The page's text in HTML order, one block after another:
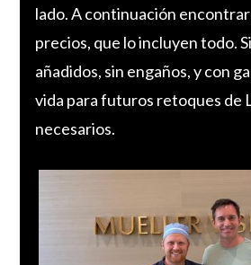
lado. A continuación
precios, que lo incluyen todo.
añadidos, sin engaños, y con
vida para futuros retoques de
necesarios.